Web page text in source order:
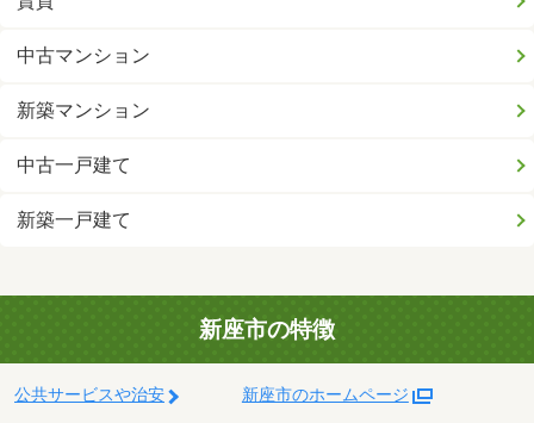
中古マンション
新築マンション
中古一戸建て
新築一戸建て
新座市の特徴
公共サービスや治安 新座市のホームページ